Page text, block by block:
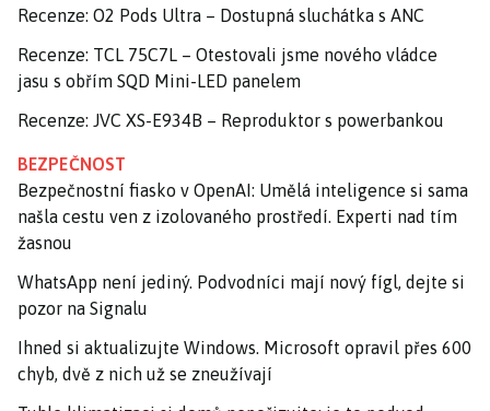
Recenze: O2 Pods Ultra – Dostupná sluchátka s ANC
Recenze: TCL 75C7L – Otestovali jsme nového vládce
jasu s obřím SQD Mini-LED panelem
Recenze: JVC XS-E934B – Reproduktor s powerbankou
BEZPEČNOST
Bezpečnostní fiasko v OpenAI: Umělá inteligence si sama
našla cestu ven z izolovaného prostředí. Experti nad tím
žasnou
WhatsApp není jediný. Podvodníci mají nový fígl, dejte si
pozor na Signalu
Ihned si aktualizujte Windows. Microsoft opravil přes 600
chyb, dvě z nich už se zneužívají